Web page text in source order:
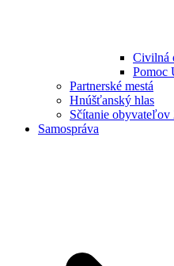
Civilná
Pomoc
Partnerské mestá
Hnúšťanský hlas
Sčítanie obyvateľov
Samospráva